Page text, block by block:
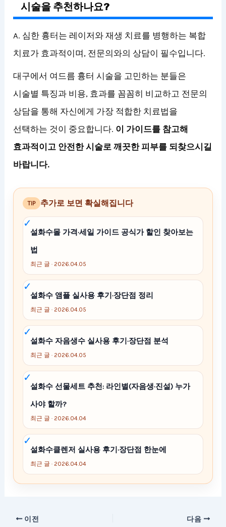
시술을 추천하나요?
A. 심한 흉터는 레이저와 재생 치료를 병행하는 복합
치료가 효과적이며, 전문의와의 상담이 필수입니다.
대구에서 여드름 흉터 시술을 고민하는 분들은
시술별 특징과 비용, 효과를 꼼꼼히 비교하고 전문의
상담을 통해 자신에게 가장 적합한 치료법을
선택하는 것이 중요합니다. 이 가이드를 참고해
효과적이고 안전한 시술로 깨끗한 피부를 되찾으시길
바랍니다.
TIP 추가로 보면 확실해집니다
설화수몰 가격·세일 가이드 공식가 할인 찾아보는
법
최근 글 · 2026.04.05
설화수 앰플 실사용 후기·장단점 정리
최근 글 · 2026.04.05
설화수 자음생수 실사용 후기·장단점 분석
최근 글 · 2026.04.05
설화수 선물세트 추천: 라인별(자음생·진설) 누가
사야 할까?
최근 글 · 2026.04.04
설화수클렌저 실사용 후기·장단점 한눈에
최근 글 · 2026.04.04
이전 다음